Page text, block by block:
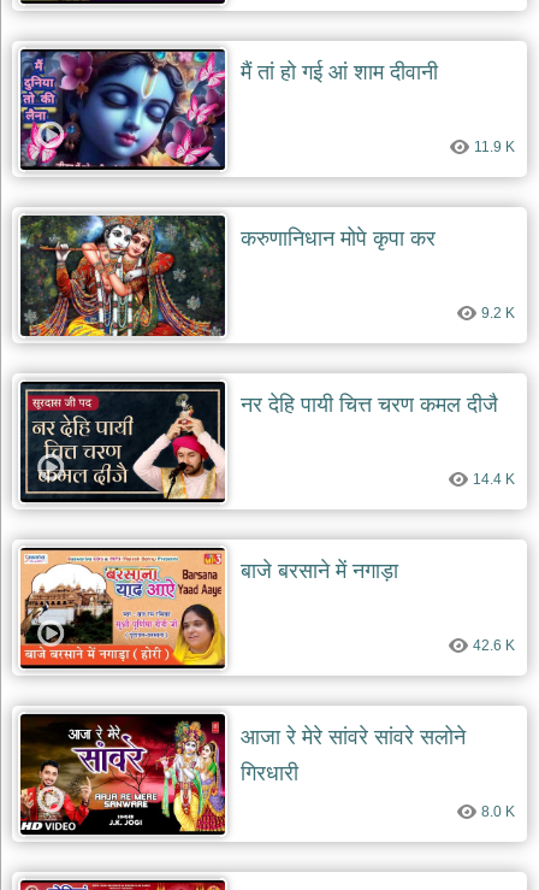
मैं तां हो गई आं शाम दीवानी
11.9 K
करुणानिधान मोपे कृपा कर
9.2 K
नर देहि पायी चित्त चरण कमल दीजै
14.4 K
बाजे बरसाने में नगाड़ा
42.6 K
आजा रे मेरे सांवरे सांवरे सलोने
गिरधारी
8.0 K